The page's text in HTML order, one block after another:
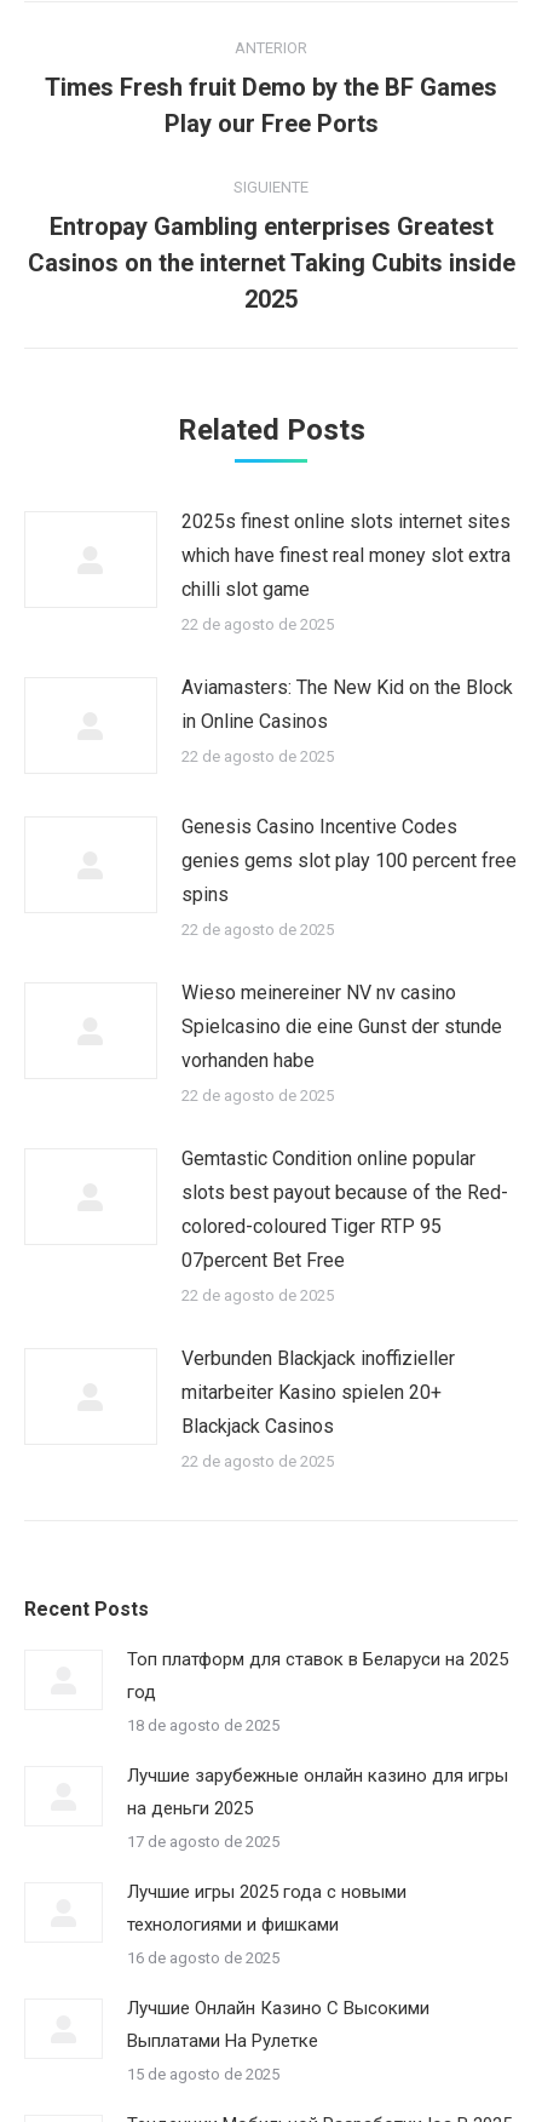
entre
publicaciones
ANTERIOR
Publicación
anterior:
Times Fresh fruit Demo by the BF Games
Play our Free Ports
SIGUIENTE
Publicación
siguiente:
Entropay Gambling enterprises Greatest
Casinos on the internet Taking Cubits inside
2025
Related Posts
2025s finest online slots internet sites
which have finest real money slot extra
chilli slot game
22 de agosto de 2025
Aviamasters: The New Kid on the Block
in Online Casinos
22 de agosto de 2025
Genesis Casino Incentive Codes
genies gems slot play 100 percent free
spins
22 de agosto de 2025
Wieso meinereiner NV nv casino
Spielcasino die eine Gunst der stunde
vorhanden habe
22 de agosto de 2025
Gemtastic Condition online popular
slots best payout because of the Red-
colored-coloured Tiger RTP 95
07percent Bet Free
22 de agosto de 2025
Verbunden Blackjack inoffizieller
mitarbeiter Kasino spielen 20+
Blackjack Casinos
22 de agosto de 2025
Recent Posts
Топ платформ для ставок в Беларуси на 2025
год
18 de agosto de 2025
Лучшие зарубежные онлайн казино для игры
на деньги 2025
17 de agosto de 2025
Лучшие игры 2025 года с новыми
технологиями и фишками
16 de agosto de 2025
Лучшие Онлайн Казино С Высокими
Выплатами На Рулетке
15 de agosto de 2025